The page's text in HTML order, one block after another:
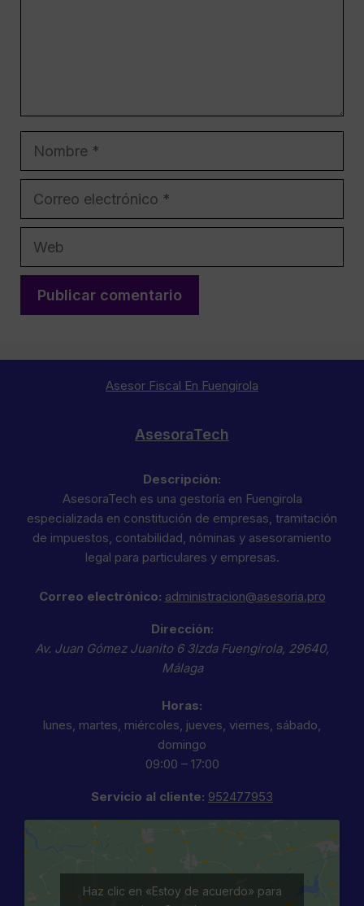
Asesor Fiscal En Fuengirola
AsesoraTech
Descripción:
AsesoraTech es una gestoría en Fuengirola
especializada en constitución de empresas, tramitación
de impuestos, contabilidad, nóminas y asesoramiento
legal para particulares y empresas.
Correo electrónico: administracion@asesoria.pro
Dirección:
Av. Juan Gómez Juanito 6 3Izda Fuengirola, 29640,
Málaga
Horas:
lunes, martes, miércoles, jueves, viernes, sábado,
domingo
09:00 – 17:00
Servicio al cliente: 952477953
Haz clic en «Estoy de acuerdo» para